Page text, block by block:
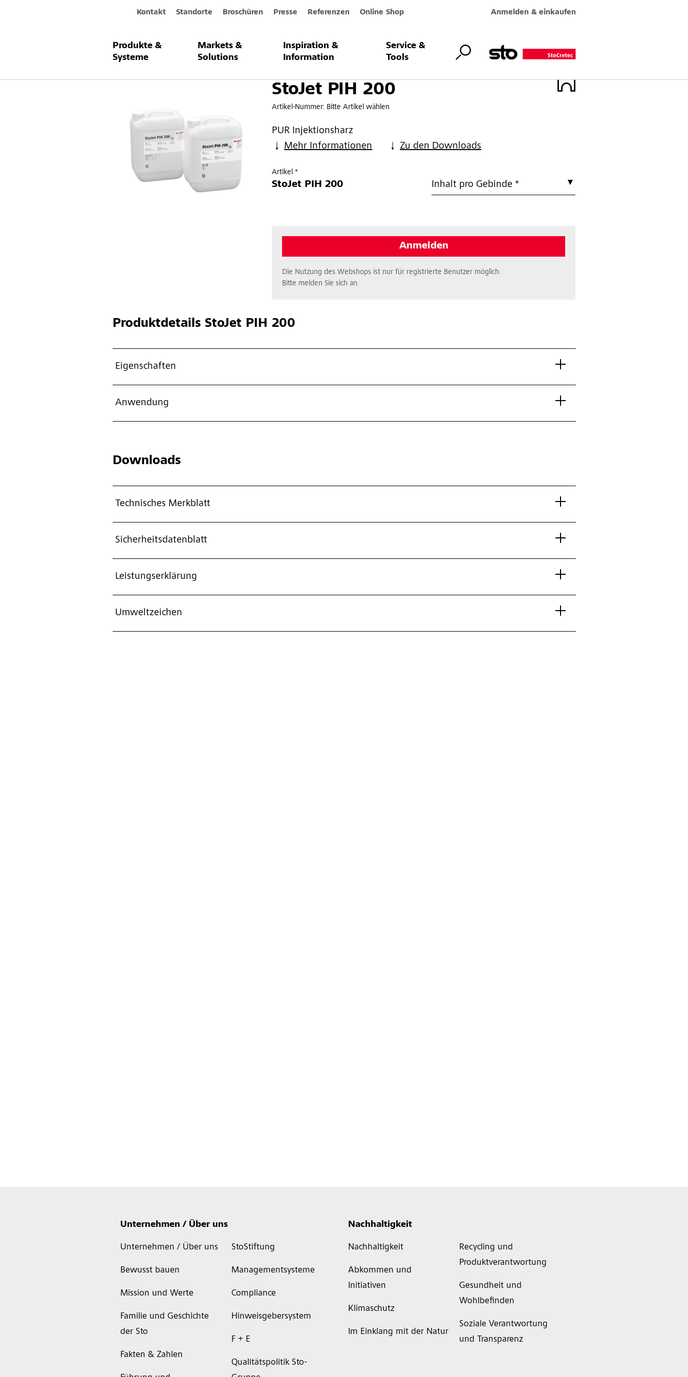
Kontakt Standorte Broschüren Presse Referenzen Online Shop Anmelden & einkaufen
Produkte &
Systeme
Markets &
Solutions
Inspiration &
Information
Service &
Tools
Produkte & Systeme StoJet PIH 200
StoJet PIH 200
Artikel-Nummer: Bitte Artikel wählen
PUR Injektionsharz
Mehr Informationen
Zu den Downloads
Artikel *
StoJet PIH 200 Inhalt pro Gebinde *
Anmelden
Die Nutzung des Webshops ist nur für registrierte Benutzer möglich.
Bitte melden Sie sich an.
ProduktdetailsStoJet PIH 200
Eigenschaften
Anwendung
Downloads
Technisches Merkblatt
Sicherheitsdatenblatt
Leistungserklärung
Umweltzeichen
Unternehmen / Über uns
Unternehmen / Über uns
Bewusst bauen
Mission und Werte
Familie und Geschichte
der Sto
Fakten & Zahlen
StoStiftung
Managementsysteme
Compliance
Hinweisgebersystem
F + E
Qualitätspolitik Sto-
Nachhaltigkeit
Nachhaltigkeit
Abkommen und
Initiativen
Klimaschutz
Im Einklang mit der Natur
Recycling und
Produktverantwortung
Gesundheit und
Wohlbefinden
Soziale Verantwortung
und Transparenz